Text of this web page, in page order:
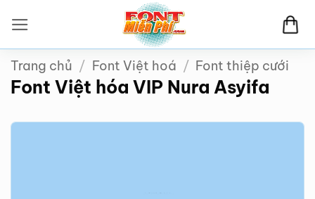
qua
nội
dung
Trang chủ / Font Việt hoá / Font thiệp cưới
Font Việt hóa VIP Nura Asyifa